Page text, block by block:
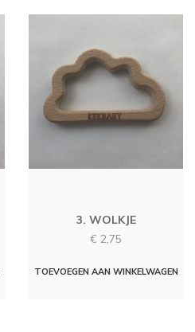
3. WOLKJE
€ 2,75
TOEVOEGEN AAN WINKELWAGEN